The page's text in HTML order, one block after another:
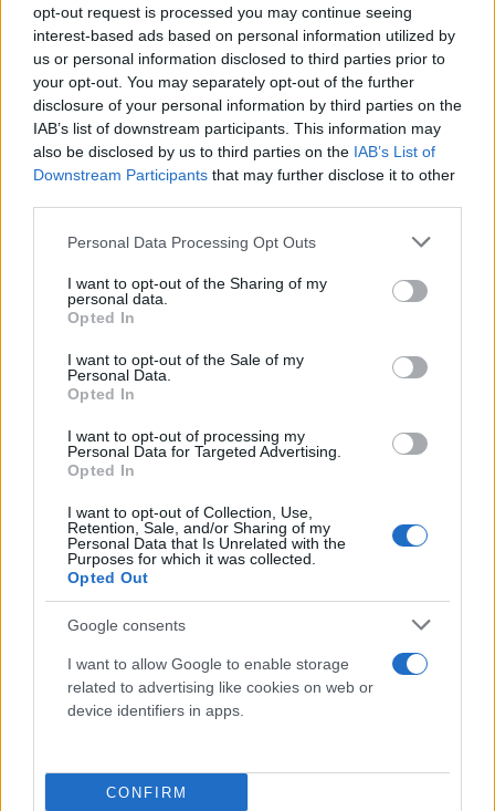
opt-out request is processed you may continue seeing
interest-based ads based on personal information utilized by
us or personal information disclosed to third parties prior to
your opt-out. You may separately opt-out of the further
disclosure of your personal information by third parties on the
IAB’s list of downstream participants. This information may
also be disclosed by us to third parties on the IAB’s List of
Downstream Participants that may further disclose it to other
Please note that this website/app uses one or more Google
not limited to your visit or usage behaviour. You may click to
grant or deny consent to Google and its third-party tags to
use your data for below specified purposes in below Google
consent section.
Personal Data Processing Opt Outs
I want to opt-out of the Sharing of my
personal data.
Opted In
I want to opt-out of the Sale of my
Personal Data.
Opted In
I want to opt-out of processing my
Personal Data for Targeted Advertising.
Opted In
I want to opt-out of Collection, Use,
Retention, Sale, and/or Sharing of my
Personal Data that Is Unrelated with the
Purposes for which it was collected.
Opted Out
Google consents
I want to allow Google to enable storage
related to advertising like cookies on web or
device identifiers in apps.
CONFIRM
Πρωθυπουργός της Ελλάδος
1960Σάλος στην Ελλάδα από την αποκάλυψη
εγγράφου του ιταλικού Γενικού Επιτελείου προς το
ΝΑΤΟ, σύμφωνα με το οποίο τμήματα της Ηπείρου
ανήκουν εθνολογικά στην Αλβανία.
Η Νότια Αφρική ανακηρύσσεται Δημοκρατία.
Ο Άντολφ Άιχμαν εκτελείται δι' απαγχονισμού
στο Ισραήλ.
Βγαίνει στον αέρα ο πρώτος μη κρατικός
ραδιοφωνικός σταθμός της Ελλάδας, ο δημοτικός
«Αθήνα 9,84».
Αρχίζει η δίκη του Αμπντουλάχ Οτσαλάν,
ηγέτη των Κούρδων στην Τουρκία.
Τελευταία πτήση του υπερηχητικού
Αερογραμμών (Air France).
1443 Μαργαρίτα Μπωφόρ, κόμισσα του